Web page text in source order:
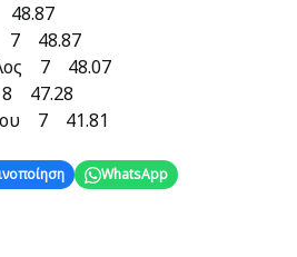
7 48.87
7 48.07
8 47.28
7 41.81
WhatsApp